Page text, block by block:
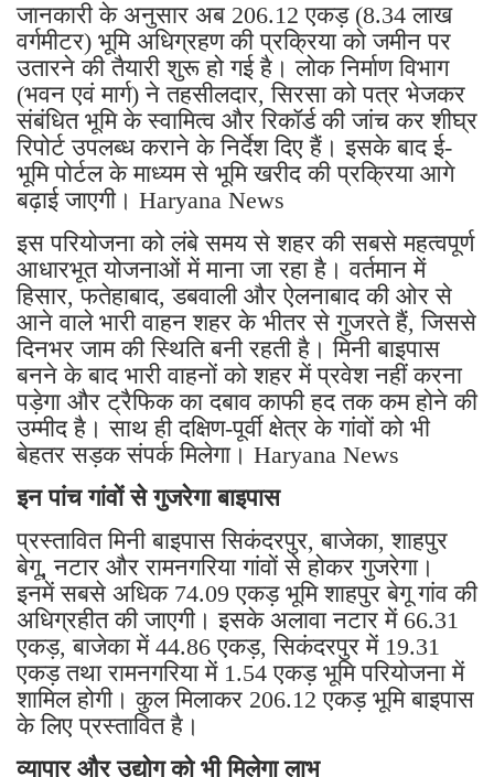
जानकारी के अनुसार अब 206.12 एकड़ (8.34 लाख
वर्गमीटर) भूमि अधिग्रहण की प्रक्रिया को जमीन पर
उतारने की तैयारी शुरू हो गई है। लोक निर्माण विभाग
(भवन एवं मार्ग) ने तहसीलदार, सिरसा को पत्र भेजकर
संबंधित भूमि के स्वामित्व और रिकॉर्ड की जांच कर शीघ्र
रिपोर्ट उपलब्ध कराने के निर्देश दिए हैं। इसके बाद ई-
भूमि पोर्टल के माध्यम से भूमि खरीद की प्रक्रिया आगे
बढ़ाई जाएगी। Haryana News
इस परियोजना को लंबे समय से शहर की सबसे महत्वपूर्ण
आधारभूत योजनाओं में माना जा रहा है। वर्तमान में
हिसार, फतेहाबाद, डबवाली और ऐलनाबाद की ओर से
आने वाले भारी वाहन शहर के भीतर से गुजरते हैं, जिससे
दिनभर जाम की स्थिति बनी रहती है। मिनी बाइपास
बनने के बाद भारी वाहनों को शहर में प्रवेश नहीं करना
पड़ेगा और ट्रैफिक का दबाव काफी हद तक कम होने की
उम्मीद है। साथ ही दक्षिण-पूर्वी क्षेत्र के गांवों को भी
बेहतर सड़क संपर्क मिलेगा। Haryana News
इन पांच गांवों से गुजरेगा बाइपास
प्रस्तावित मिनी बाइपास सिकंदरपुर, बाजेका, शाहपुर
बेगू, नटार और रामनगरिया गांवों से होकर गुजरेगा।
इनमें सबसे अधिक 74.09 एकड़ भूमि शाहपुर बेगू गांव की
अधिग्रहीत की जाएगी। इसके अलावा नटार में 66.31
एकड़, बाजेका में 44.86 एकड़, सिकंदरपुर में 19.31
एकड़ तथा रामनगरिया में 1.54 एकड़ भूमि परियोजना में
शामिल होगी। कुल मिलाकर 206.12 एकड़ भूमि बाइपास
के लिए प्रस्तावित है।
व्यापार और उद्योग को भी मिलेगा लाभ